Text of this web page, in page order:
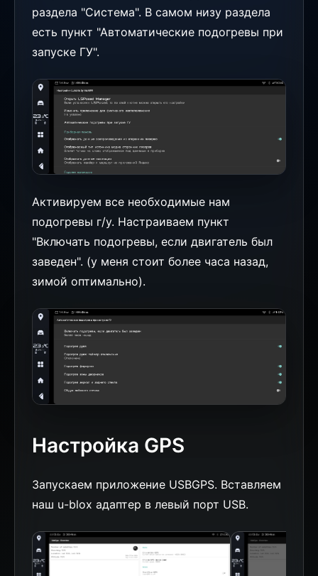
раздела "Система". В самом низу раздела
есть пункт "Автоматические подогревы при
запуске ГУ".
Активируем все необходимые нам
подогревы г/у. Настраиваем пункт
"Включать подогревы, если двигатель был
заведен". (у меня стоит более часа назад,
зимой оптимально).
Настройка GPS
Запускаем приложение USBGPS. Вставляем
наш u-blox адаптер в левый порт USB.